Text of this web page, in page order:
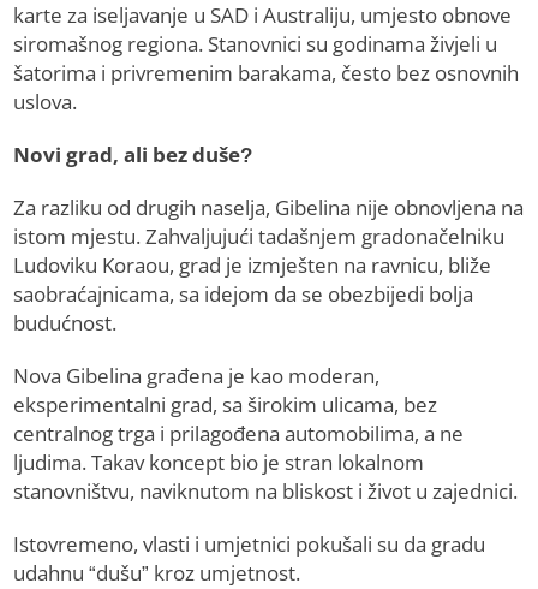
karte za iseljavanje u SAD i Australiju, umjesto obnove
siromašnog regiona. Stanovnici su godinama živjeli u
šatorima i privremenim barakama, često bez osnovnih
uslova.
Novi grad, ali bez duše?
Za razliku od drugih naselja, Gibelina nije obnovljena na
istom mjestu. Zahvaljujući tadašnjem gradonačelniku
Ludoviku Koraou, grad je izmješten na ravnicu, bliže
saobraćajnicama, sa idejom da se obezbijedi bolja
budućnost.
Nova Gibelina građena je kao moderan,
eksperimentalni grad, sa širokim ulicama, bez
centralnog trga i prilagođena automobilima, a ne
ljudima. Takav koncept bio je stran lokalnom
stanovništvu, naviknutom na bliskost i život u zajednici.
Istovremeno, vlasti i umjetnici pokušali su da gradu
udahnu “dušu” kroz umjetnost.